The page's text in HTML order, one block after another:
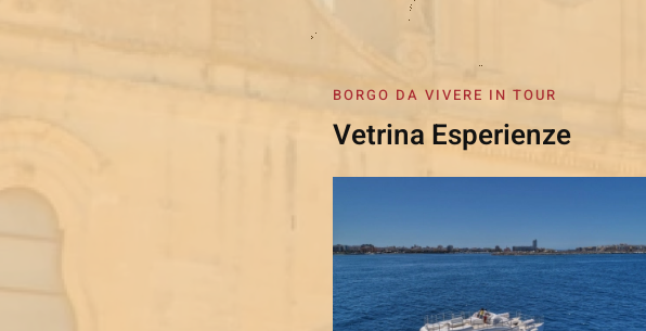
BORGO DA VIVERE IN TOUR
Vetrina Esperienze